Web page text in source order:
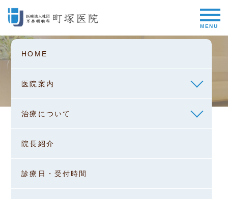
HOME
医院案内
治療について
院長紹介
診療日・受付時間